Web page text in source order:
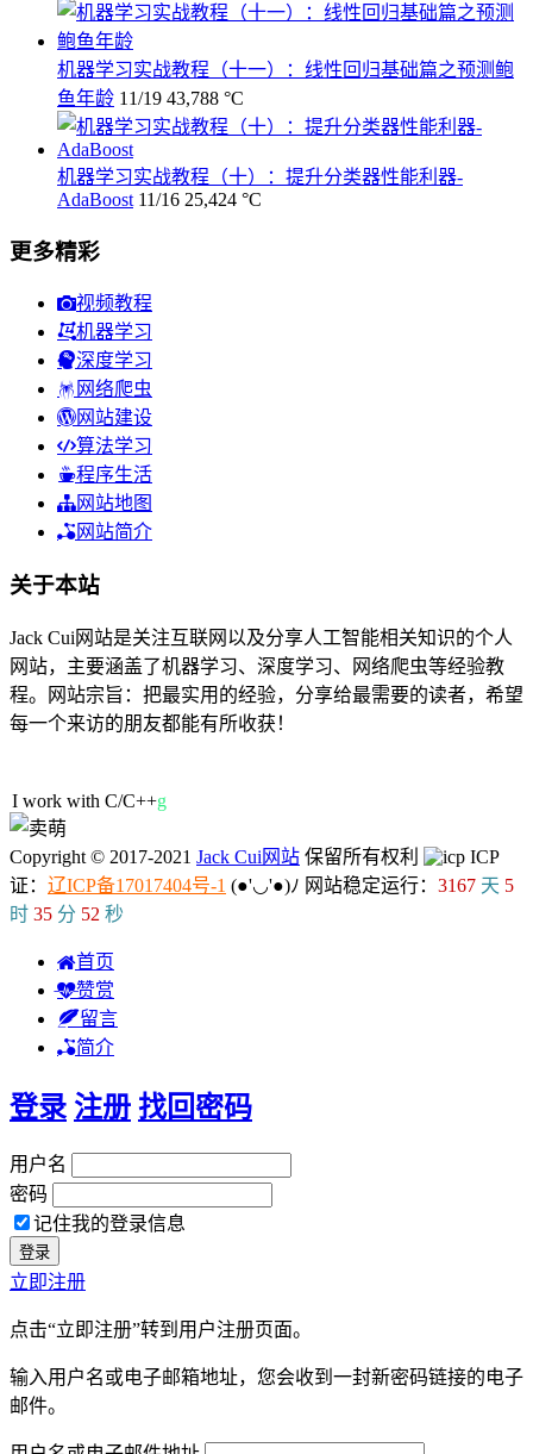
机器学习实战教程（十一）：线性回归基础篇之预测鲍
鱼年龄 11/19 43,788 °C
机器学习实战教程（十）：提升分类器性能利器-
AdaBoost 11/16 25,424 °C
更多精彩
视频教程
机器学习
深度学习
网络爬虫
网站建设
算法学习
程序生活
网站地图
网站简介
关于本站
Jack Cui网站是关注互联网以及分享人工智能相关知识的个人
网站，主要涵盖了机器学习、深度学习、网络爬虫等经验教
程。网站宗旨：把最实用的经验，分享给最需要的读者，希望
每一个来访的朋友都能有所收获！
I work with C/C++.
Copyright © 2017-2021 Jack Cui网站 保留所有权利
ICP
证： 辽ICP备17017404号-1 (●'◡'●)ﾉ 网站稳定运行： 3167 天 5
时 35 分 52 秒
首页
赞赏
留言
简介
登录 注册 找回密码
用户名
密码
记住我的登录信息
立即注册
点击“立即注册”转到用户注册页面。
输入用户名或电子邮箱地址，您会收到一封新密码链接的电子
邮件。